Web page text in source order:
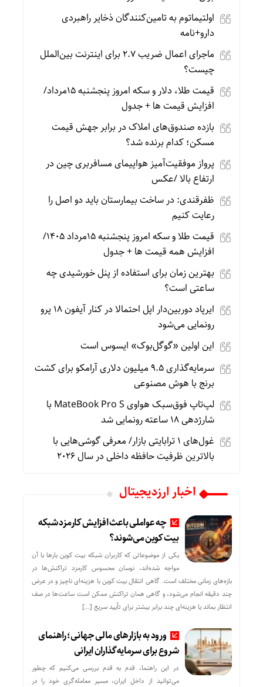
اولتیماتوم به تامین‌کنندگان ذخایر راهبردی
دارو+نامه
ماجرای اعمال ضریب ۲.۷ برای اینترنت بین‌الملل
چیست؟
قیمت طلا، دلار و سکه امروز پنجشنبه 15مرداد/
افزایش قیمت ها + جدول
بازده صندوق‌های املاک در برابر جهش قیمت
مسکن؛ کدام برنده شد؟
پرواز موفقیت‌آمیز هواپیمای مسافربری چین در
ارتفاع بالا /عکس
ظفرقندی: در ساخت بیمارستان باید دو اصل را
رعایت کنیم
قیمت طلا و سکه امروز پنجشنبه 15مرداد 1405/
افزایش همه قیمت ها + جدول
بهترین زمان برای استفاده از پنل خورشیدی چه
ساعتی است؟
ایرپاد دوربین‌دار اپل احتمالا در کنار آیفون ۱۸ پرو
رونمایی می‌شود
این اولین «گوگل‌بوک» ایسوس است
سرمایه‌گذاری ۹.۵ میلیون دلاری آرامکو برای کشت
برنج با هوش مصنوعی
لپ‌تاپ فوق‌سبک هواوی MateBook Pro S با
شارژدهی ۱۸ ساعته رونمایی شد
غول‌های ۱ ترابایتی بازار/ معرفی گوشی‌هایی با
بالاترین ظرفیت حافظه داخلی در سال ۲۰۲۶
اخبار ارزدیجیتال
چه عواملی باعث افزایش کارمزد شبکه
بیت کوین می‌شوند؟
یکی از موضوعاتی که کاربران شبکه بیت کوین بارها با آن
مواجه شده‌اند، نوسان محسوس کارمزد تراکنش‌ها در
بازه‌های زمانی مختلف است. گاهی انتقال بیت کوین با هزینه‌ای ناچیز و در عرض
چند دقیقه انجام می‌شود، و گاهی همان تراکنش ممکن است ساعت‌ها در صف
انتظار بماند یا هزینه‌ای چند برابر بیشتر برای تأیید سریع […]
ورود به بازارهای مالی جهانی؛ راهنمای
شروع برای سرمایه‌گذاران ایرانی
در این راهنما، قدم به قدم بررسی می‌کنیم که چطور
می‌توانید از داخل ایران، مسیر معامله‌گری خود را در